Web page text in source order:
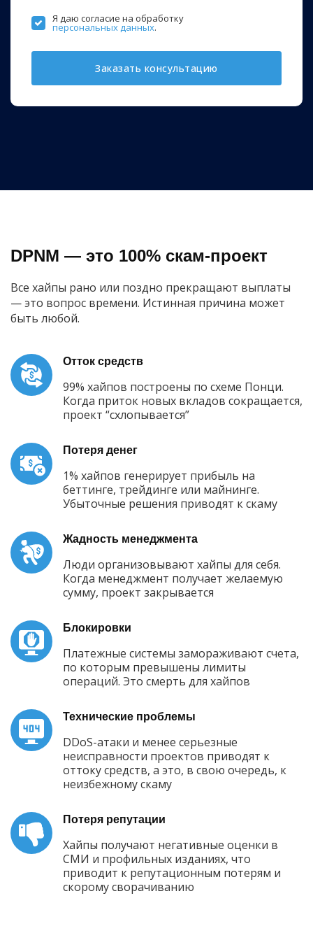
Я даю согласие на обработку
персональных данных.
Заказать консультацию
DPNM — это 100% скам-проект
Все хайпы рано или поздно прекращают выплаты
— это вопрос времени. Истинная причина может
быть любой.
Отток средств
99% хайпов построены по схеме Понци.
Когда приток новых вкладов сокращается,
проект “схлопывается”
Потеря денег
1% хайпов генерирует прибыль на
беттинге, трейдинге или майнинге.
Убыточные решения приводят к скаму
Жадность менеджмента
Люди организовывают хайпы для себя.
Когда менеджмент получает желаемую
сумму, проект закрывается
Блокировки
Платежные системы замораживают счета,
по которым превышены лимиты
операций. Это смерть для хайпов
Технические проблемы
DDoS-атаки и менее серьезные
неисправности проектов приводят к
оттоку средств, а это, в свою очередь, к
неизбежному скаму
Потеря репутации
Хайпы получают негативные оценки в
СМИ и профильных изданиях, что
приводит к репутационным потерям и
скорому сворачиванию